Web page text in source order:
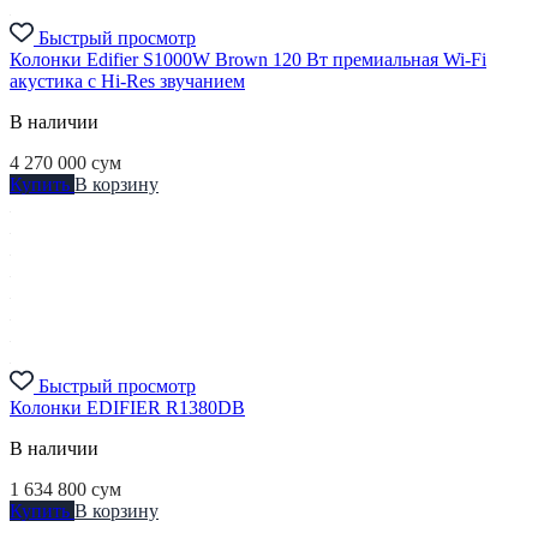
Быстрый просмотр
Колонки Edifier S1000W Brown 120 Вт премиальная Wi-Fi
акустика с Hi-Res звучанием
В наличии
4 270 000 сум
Купить В корзину
Быстрый просмотр
Колонки EDIFIER R1380DB
В наличии
1 634 800 сум
Купить В корзину